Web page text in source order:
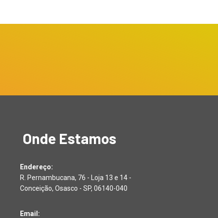
Onde Estamos
Endereço:
R. Pernambucana, 76 - Loja 13 e 14 -
Conceição, Osasco - SP, 06140-040
Email: